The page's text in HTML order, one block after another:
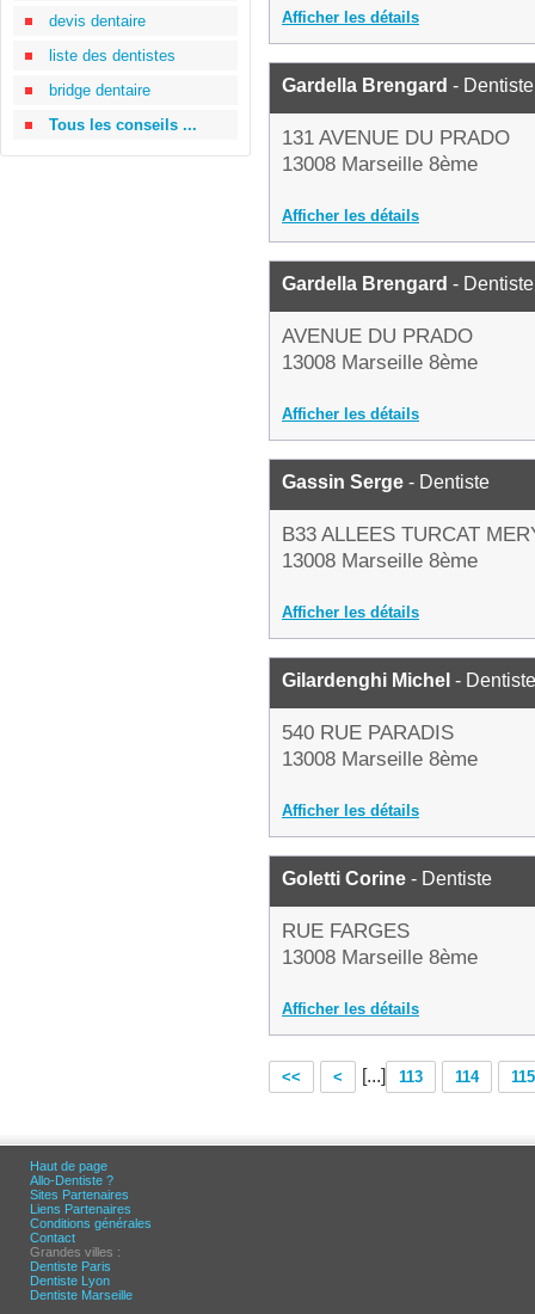
devis dentaire
liste des dentistes
bridge dentaire
Tous les conseils ...
Afficher les détails
Gardella Brengard - Dentiste
131 AVENUE DU PRADO
13008 Marseille 8ème
Afficher les détails
Gardella Brengard - Dentiste
AVENUE DU PRADO
13008 Marseille 8ème
Afficher les détails
Gassin Serge - Dentiste
B33 ALLEES TURCAT
13008 Marseille 8ème
Afficher les détails
Gilardenghi Michel - Dentiste
540 RUE PARADIS
13008 Marseille 8ème
Afficher les détails
Goletti Corine - Dentiste
RUE FARGES
13008 Marseille 8ème
Afficher les détails
<< < [...] 113 114 115
Haut de page
Allo-Dentiste ?
Sites Partenaires
Liens Partenaires
Conditions générales
Contact
Grandes villes :
Dentiste Paris
Dentiste Lyon
Dentiste Marseille